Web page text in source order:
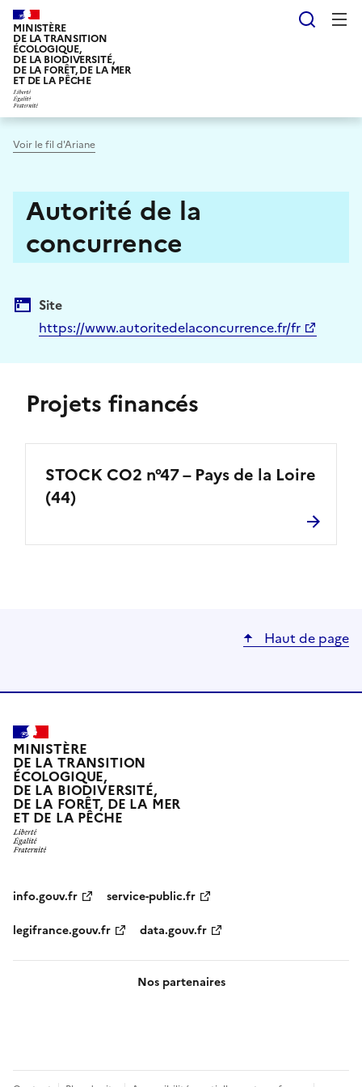
Aller
au
contenu
principal
MINISTÈRE
DE LA TRANSITION
ÉCOLOGIQUE,
DE LA BIODIVERSITÉ,
DE LA FORÊT, DE LA MER
ET DE LA PÊCHE
Voir le fil d'Ariane
Autorité de la
concurrence
Site
https://www.autoritedelaconcurrence.fr/fr
Projets financés
STOCK CO2 n°47 – Pays de la Loire
(44)
Haut de page
MINISTÈRE
DE LA TRANSITION
ÉCOLOGIQUE,
DE LA BIODIVERSITÉ,
DE LA FORÊT, DE LA MER
ET DE LA PÊCHE
info.gouv.fr
service-public.fr
legifrance.gouv.fr
data.gouv.fr
Nos partenaires